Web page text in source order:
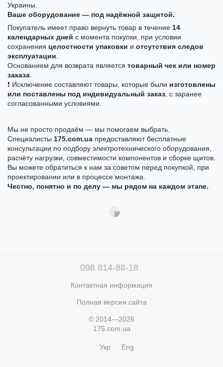
Украины.
Ваше оборудование — под надёжной защитой.
Покупатель имеет право вернуть товар в течение 14
календарных дней с момента покупки, при условии
сохранения целостности упаковки и отсутствия следов
эксплуатации
Основанием для возврата является товарный чек или номер
заказа
❗ Исключение составляют товары, которые были изготовлены
или поставлены под индивидуальный заказ , с заранее
согласованными условиями.
Мы не просто продаём — мы помогаем выбрать.
Специалисты 175.com.ua предоставляют бесплатные
консультации по подбору электротехнического оборудования,
расчёту нагрузки, совместимости компонентов и сборке щитов.
Вы можете обратиться к нам за советом перед покупкой, при
проектировании или в процессе монтажа.
Честно, понятно и по делу — мы рядом на каждом этапе.
098 814-88-18
Контактная информация
Полная версия сайта
© 2014—2026
175.com.ua
Укр Eng